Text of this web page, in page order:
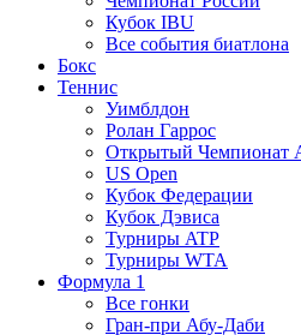
Кубок IBU
Все события биатлона
Бокс
Теннис
Уимблдон
Ролан Гаррос
Открытый Чемпионат
US Open
Кубок Федерации
Кубок Дэвиса
Турниры ATP
Турниры WTA
Формула 1
Все гонки
Гран-при Абу-Даби